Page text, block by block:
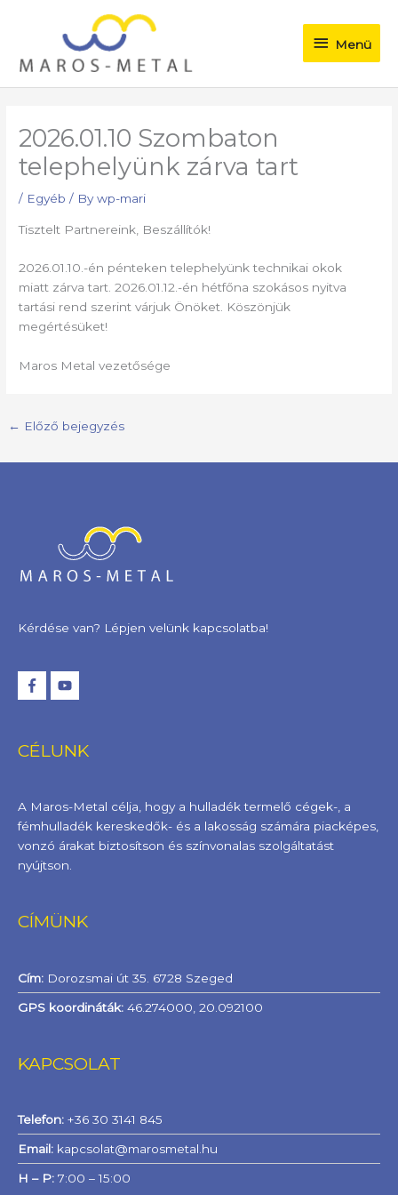
Menü
Menü
2026.01.10 Szombaton
telephelyünk zárva tart
/ Egyéb / Bywp-mari
Tisztelt Partnereink, Beszállítók!
2026.01.10.-én pénteken telephelyünk technikai okok
miatt zárva tart. 2026.01.12.-én hétfőna szokásos nyitva
tartási rend szerint várjuk Önöket. Köszönjük
megértésüket!
Maros Metal vezetősége
← Előző bejegyzés
Kérdése van? Lépjen velünk kapcsolatba!
CÉLUNK
A Maros-Metal célja, hogy a hulladék termelő cégek-, a
fémhulladék kereskedők- és a lakosság számára piacképes,
vonzó árakat biztosítson és színvonalas szolgáltatást
nyújtson.
CÍMÜNK
Cím: Dorozsmai út 35. 6728 Szeged
GPS koordináták: 46.274000, 20.092100
KAPCSOLAT
Telefon: +36 30 3141 845
Email: kapcsolat@marosmetal.hu
H – P: 7:00 – 15:00